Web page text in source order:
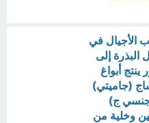
الأجيال في
إلى
أبواغ
(جاميتي)
جنسي ج)
وخلية من